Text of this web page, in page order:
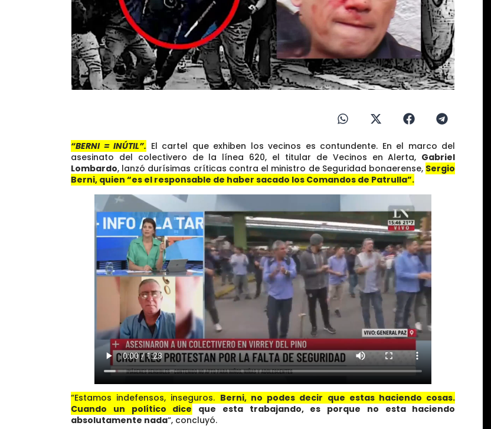
“BERNI = INÚTIL”. El cartel que exhiben los vecinos es contundente. En el marco del
asesinato del colectivero de la línea 620, el titular de Vecinos en Alerta, Gabriel
Lombardo, lanzó durísimas críticas contra el ministro de Seguridad bonaerense, Sergio
Berni, quien “es el responsable de haber sacado los Comandos de Patrulla”.
“Estamos indefensos, inseguros. Berni, no podes decir que estas haciendo cosas.
Cuando un político dice que esta trabajando, es porque no esta haciendo
absolutamente nada“, concluyó.